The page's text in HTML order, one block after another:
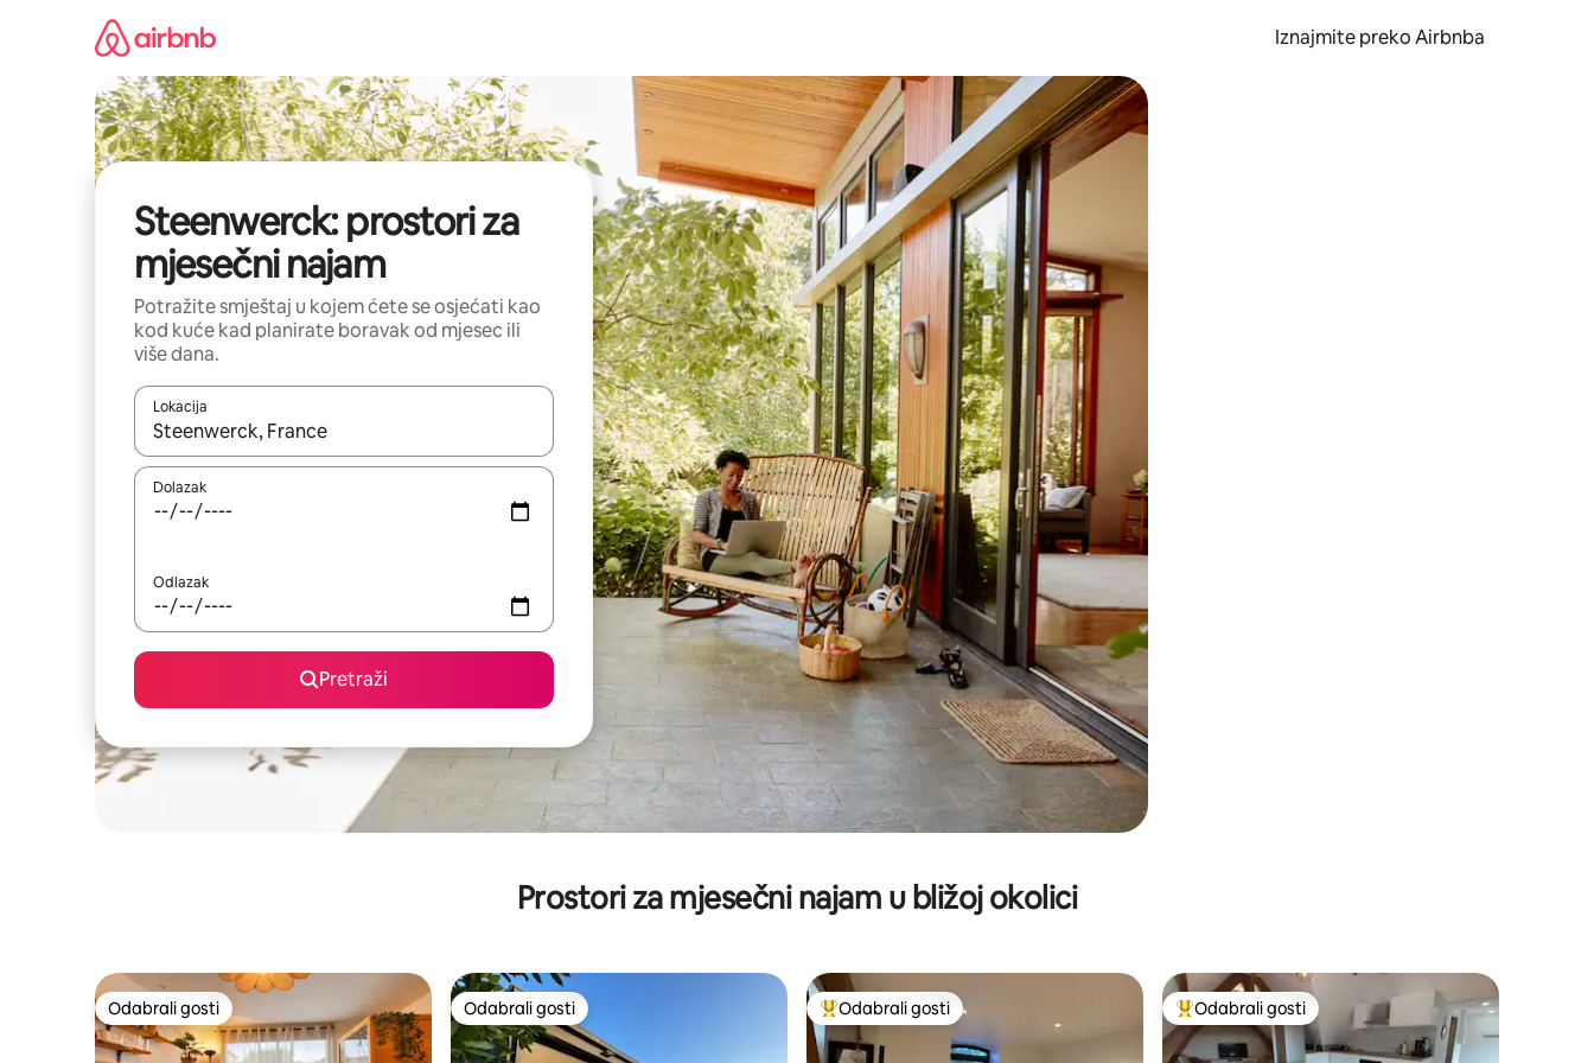
Iznajmite preko Airbnba
Steenwerck: prostori za
mjesečni najam
Potražite smještaj u kojem ćete se osjećati kao
kod kuće kad planirate boravak od mjesec ili
više dana.
Lokacija
Kada budu dostupni rezultati, moći ćete ih pregledati koristeći se strelicama prema gore i prema dolje, kao i dodirom ili prelaskom prstom po zaslonu.
Dolazak
Odlazak
Pretraži
Prostori za mjesečni najam u bližoj okolici
Odabrali gosti
Odabrali gosti Odabrali gosti
Odabrali gosti Među najviše rangiranima s oznakom „Odabrali gosti”
Odabrali gosti Među najviše rangiranima s oznakom „Odabrali gosti”
Odabrali gosti